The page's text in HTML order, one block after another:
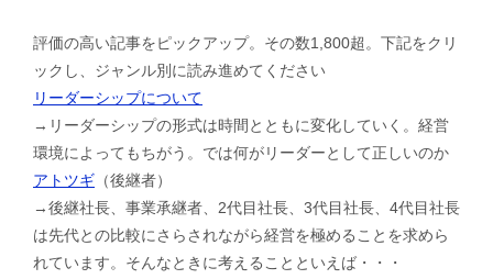
評価の高い記事をピックアップ。その数1,800超。下記をクリ
ックし、ジャンル別に読み進めてください
リーダーシップについて
→リーダーシップの形式は時間とともに変化していく。経営
環境によってもちがう。では何がリーダーとして正しいのか
アトツギ （後継者）
→後継社長、事業承継者、2代目社長、3代目社長、4代目社長
は先代との比較にさらされながら経営を極めることを求めら
れています。そんなときに考えることといえば・・・